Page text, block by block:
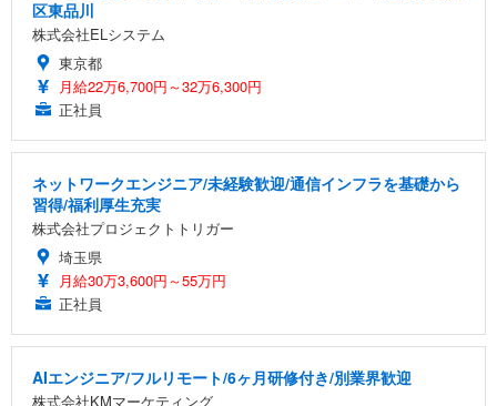
区東品川
株式会社ELシステム
東京都
月給22万6,700円～32万6,300円
正社員
ネットワークエンジニア/未経験歓迎/通信インフラを基礎から
習得/福利厚生充実
株式会社プロジェクトトリガー
埼玉県
月給30万3,600円～55万円
正社員
AIエンジニア/フルリモート/6ヶ月研修付き/別業界歓迎
株式会社KMマーケティング